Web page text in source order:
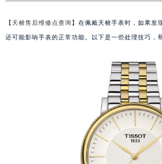
【天梭售后维修点查询】在佩戴天梭手表时，如果发
还可能影响手表的正常功能。以下是一些处理技巧，